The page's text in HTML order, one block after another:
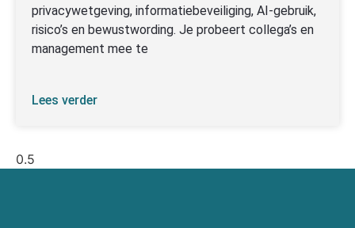
privacywetgeving, informatiebeveiliging, AI-gebruik,
risico’s en bewustwording. Je probeert collega’s en
management mee te
Lees verder